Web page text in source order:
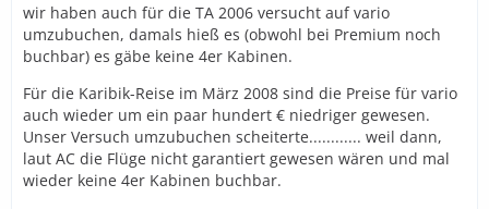
wir haben auch für die TA 2006 versucht auf vario
umzubuchen, damals hieß es (obwohl bei Premium noch
buchbar) es gäbe keine 4er Kabinen.
Für die Karibik-Reise im März 2008 sind die Preise für vario
auch wieder um ein paar hundert € niedriger gewesen.
Unser Versuch umzubuchen scheiterte............ weil dann,
laut AC die Flüge nicht garantiert gewesen wären und mal
wieder keine 4er Kabinen buchbar.